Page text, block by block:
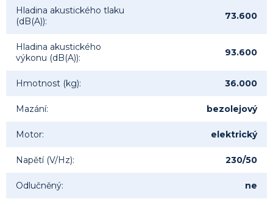
Hladina akustického tlaku
(dB(A)): 73.600
Hladina akustického
výkonu (dB(A)): 93.600
Hmotnost (kg): 36.000
Mazání: bezolejový
Motor: elektrický
Napětí (V/Hz): 230/50
Odlučněný: ne